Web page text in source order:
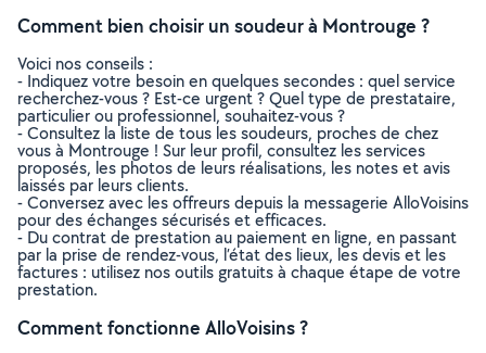
Comment bien choisir un soudeur à Montrouge ?
Voici nos conseils :
- Indiquez votre besoin en quelques secondes : quel service
recherchez-vous ? Est-ce urgent ? Quel type de prestataire,
particulier ou professionnel, souhaitez-vous ?
- Consultez la liste de tous les soudeurs, proches de chez
vous à Montrouge ! Sur leur profil, consultez les services
proposés, les photos de leurs réalisations, les notes et avis
laissés par leurs clients.
- Conversez avec les offreurs depuis la messagerie AlloVoisins
pour des échanges sécurisés et efficaces.
- Du contrat de prestation au paiement en ligne, en passant
par la prise de rendez-vous, l’état des lieux, les devis et les
factures : utilisez nos outils gratuits à chaque étape de votre
prestation.
Comment fonctionne AlloVoisins ?